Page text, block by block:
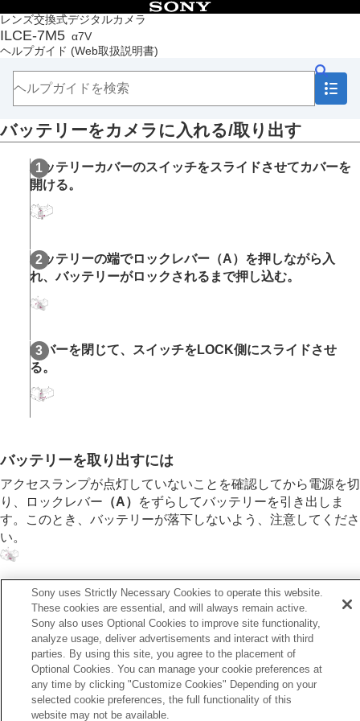
レンズ交換式デジタルカメラ
ILCE-7M5 α7V
ヘルプガイド (Web取扱説明書)
目次
トップページ
ヘルプガイドの使いかた
本体と付属品を確認する
本機の基本操作
準備/基本的な撮影
充電する
メモリーカードをカメラに入れる/取り出す
レンズを取り付ける/取りはずす
撮影機能を活用する
カメラをカスタマイズする
再生する
カメラの設定を変更する
スマートフォンでできること
クラウドサービスを利用する
故障かな？と思ったら
バッテリーをカメラに入れる/取り出す
バッテリーカバーのスイッチをスライドさせてカバーを
開ける。
バッテリーの端でロックレバー （A） を押しながら入
れ、バッテリーがロックされるまで押し込む。
カバーを閉じて、スイッチをLOCK側にスライドさせ
る。
バッテリーを取り出すには
アクセスランプが点灯していないことを確認してから電源を切
り、ロックレバー （A）
をずらしてバッテリーを引き出しま
す。このとき、バッテリーが落下しないよう、注意してくださ
い。
関連項目
USB PD対応機器でバッテリーを充電する
バッテリー/充電についてのご注意
セシビリティ機能
Sony uses Strictly Necessary Cookies to operate this website.
These cookies are essential, and will always remain active.
Sony also uses Optional Cookies to improve site functionality,
analyze usage, deliver advertisements and interact with third
parties. By using this site, you agree to the placement of
Optional Cookies. You can manage your cookie preferences at
any time by clicking "Customize Cookies" Depending on your
selected cookie preferences, the full functionality of this
website may not be available.